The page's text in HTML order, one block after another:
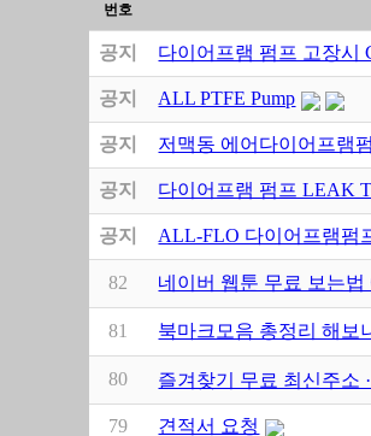
번호
공지 다이어프램 펌프 고장시
공지 ALL PTFE Pump
공지 저맥동 에어다이어프램
공지 다이어프램 펌프 LEAK
공지 ALL-FLO 다이어프램펌
82 네이버 웹툰 무료 보는
81 북마크모음 총정리 해
80 즐겨찾기 무료 최신주
79 견적서 요청